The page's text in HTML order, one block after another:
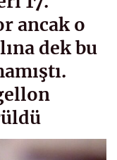
ancak o
dek bu